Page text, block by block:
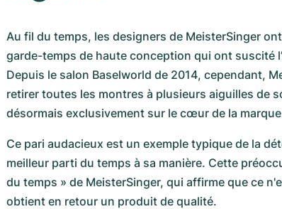
Au fil du temps, les designers de MeisterSinger
garde-temps de haute conception qui ont suscité
Depuis le salon Baselworld de 2014, cependant,
retirer toutes les montres à plusieurs aiguilles de
désormais exclusivement sur le cœur de la
Ce pari audacieux est un exemple typique de la
meilleur parti du temps à sa manière. Cette
du temps » de MeisterSinger, qui affirme que ce
obtient en retour un produit de qualité.